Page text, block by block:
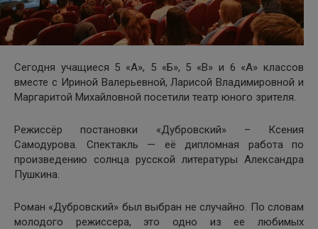
Сегодня учащиеся 5 «А», 5 «Б», 5 «В» и 6 «А» классов
вместе с Ириной Валерьевной, Ларисой Владимировной и
Маргаритой Михайловной посетили театр юного зрителя.
Режиссёр постановки «Дубровский» – Ксения
Самодурова. Спектакль — её дипломная работа по
произведению солнца русской литературы Александра
Пушкина.
Роман «Дубровский» был выбран не случайно. По словам
молодого режиссера, это одно из ее любимых